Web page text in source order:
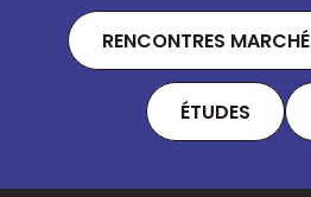
RENCONTRES MARCHÉ
ÉTUDES